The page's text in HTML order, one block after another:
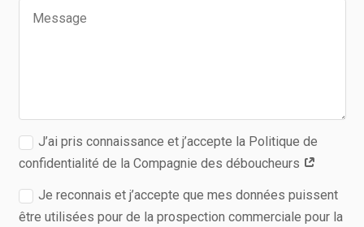
J’ai pris connaissance et j’accepte la Politique de
confidentialité de la Compagnie des déboucheurs
Je reconnais et j’accepte que mes données puissent
être utilisées pour de la prospection commerciale pour la